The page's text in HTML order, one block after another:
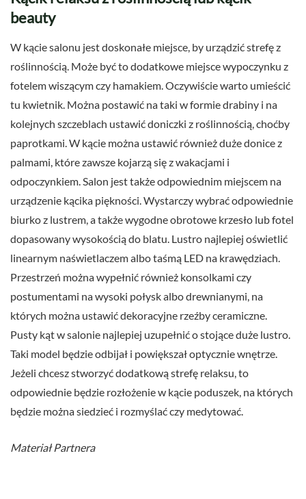
beauty
W kącie salonu jest doskonałe miejsce, by urządzić strefę z
roślinnością. Może być to dodatkowe miejsce wypoczynku z
fotelem wiszącym czy hamakiem. Oczywiście warto umieścić
tu kwietnik. Można postawić na taki w formie drabiny i na
kolejnych szczeblach ustawić doniczki z roślinnością, choćby
paprotkami. W kącie można ustawić również duże donice z
palmami, które zawsze kojarzą się z wakacjami i
odpoczynkiem. Salon jest także odpowiednim miejscem na
urządzenie kącika piękności. Wystarczy wybrać odpowiednie
biurko z lustrem, a także wygodne obrotowe krzesło lub fotel
dopasowany wysokością do blatu. Lustro najlepiej oświetlić
linearnym naświetlaczem albo taśmą LED na krawędziach.
Przestrzeń można wypełnić również konsolkami czy
postumentami na wysoki połysk albo drewnianymi, na
których można ustawić dekoracyjne rzeźby ceramiczne.
Pusty kąt w salonie najlepiej uzupełnić o stojące duże lustro.
Taki model będzie odbijał i powiększał optycznie wnętrze.
Jeżeli chcesz stworzyć dodatkową strefę relaksu, to
odpowiednie będzie rozłożenie w kącie poduszek, na których
będzie można siedzieć i rozmyślać czy medytować.
Materiał Partnera